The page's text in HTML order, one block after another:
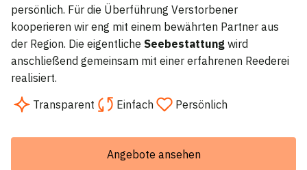
persönlich. Für die Überführung Verstorbener
kooperieren wir eng mit einem bewährten Partner aus
der Region. Die eigentliche Seebestattung wird
anschließend gemeinsam mit einer erfahrenen Reederei
realisiert.
Transparent
Einfach Persönlich
Angebote ansehen